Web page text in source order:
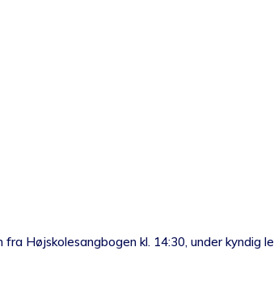
Højskolesangbogen kl. 14:30, under